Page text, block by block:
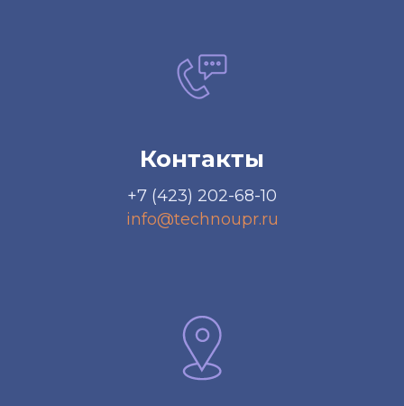
Контакты
+7 (423) 202-68-10
info@technoupr.ru